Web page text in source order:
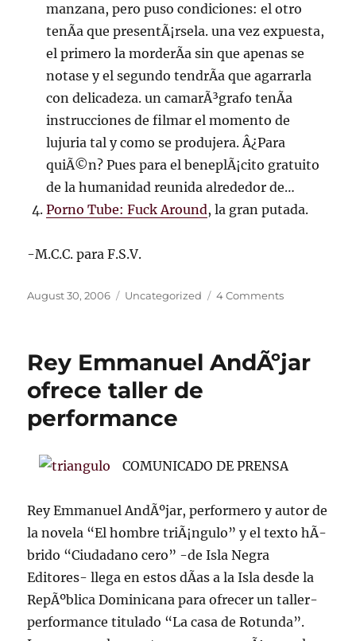
manzana, pero puso condiciones: el otro
tenÃ­a que presentÃ¡rsela. una vez expuesta,
el primero la morderÃ­a sin que apenas se
notase y el segundo tendrÃ­a que agarrarla
con delicadeza. un camarÃ³grafo tenÃ­a
instrucciones de filmar el momento de
lujuria tal y como se produjera. Â¿Para
quiÃ©n? Pues para el beneplÃ¡cito gratuito
de la humanidad reunida alrededor de…
Porno Tube: Fuck Around, la gran putada.
-M.C.C. para F.S.V.
Posted
August 30, 2006 Categories
Uncategorized 4 Commentson
a
las
una
Rey Emmanuel AndÃºjar
ofrece taller de
performance
COMUNICADO DE PRENSA
Rey Emmanuel AndÃºjar, performero y autor de
la novela “El hombre triÃ¡ngulo” y el texto hÃ­
brido “Ciudadano cero” -de Isla Negra
Editores- llega en estos dÃ­as a la Isla desde la
RepÃºblica Dominicana para ofrecer un taller-
performance titulado “La casa de Rotunda”.